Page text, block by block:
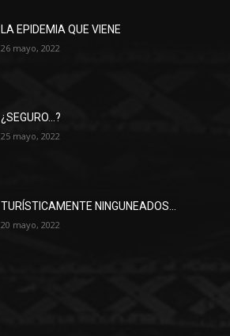
LA EPIDEMIA QUE VIENE
26 mayo, 2022
¿SEGURO…?
25 mayo, 2022
TURÍSTICAMENTE NINGUNEADOS…
20 mayo, 2022